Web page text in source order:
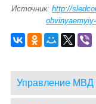
Источник:http://
Управление МВД